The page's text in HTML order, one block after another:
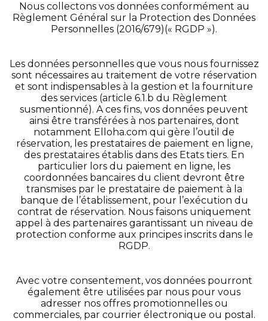
Nous collectons vos données conformément au
Règlement Général sur la Protection des Données
Personnelles (2016/679)(« RGDP »).
Les données personnelles que vous nous fournissez
sont nécessaires au traitement de votre réservation
et sont indispensables à la gestion et la fourniture
des services (article 6.1.b du Règlement
susmentionné). A ces fins, vos données peuvent
ainsi être transférées à nos partenaires, dont
notamment Elloha.com qui gère l’outil de
réservation, les prestataires de paiement en ligne,
des prestataires établis dans des Etats tiers. En
particulier lors du paiement en ligne, les
coordonnées bancaires du client devront être
transmises par le prestataire de paiement à la
banque de l’établissement, pour l’exécution du
contrat de réservation. Nous faisons uniquement
appel à des partenaires garantissant un niveau de
protection conforme aux principes inscrits dans le
RGDP.
Avec votre consentement, vos données pourront
également être utilisées par nous pour vous
adresser nos offres promotionnelles ou
commerciales, par courrier électronique ou postal.